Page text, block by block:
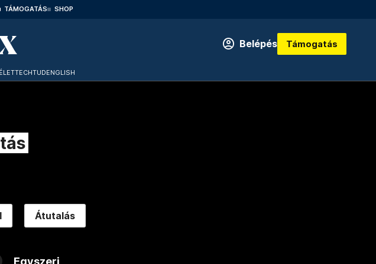
TÁMOGATÁS SHOP
Belépés Támogatás
ÉLETTECHTUDENGLISH
Átutalás
Egyszeri